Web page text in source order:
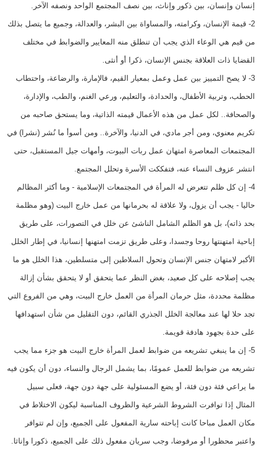
إنسان وإنسان، بين ذكور وإناث، بين نصف المجتمع الواحد ونصفه الآخر.
2- قيمة الإنسان، وكرامته، والمساواة بين البشر، والعدالة، وجميع ما يتصل بذلك
من قيم هي الوعاء الذي يجب أن تنطلق منه المعايير والضوابط في مختلف
القضايا ذات العلاقة بجنس الإنسان، ذكرا أو أنثى.
3- لا يصح التمييز بين عمل وعمل بمعيار القيم، فالإمارة، والرضاعة، واحتطاب
الحطب، وتربية الأطفال، والحدادة، والتعليم، ورعي الغنم، والطب، والإدارة،
والصحافة.. لكل عمل من هذه الأعمال قيمته الذاتية، وما يستحق صاحبه من
تكريم معنوي، ومن أجر مادي، في الدنيا، والآخرة.. ومن أسوأ ما نُشر (نشرا) في
المجتمعات المعاصرة امتهان عمل ربات البيوت، وأمهات جيل المستقبل، حتى
انتشر عزوف النساء عنه، فتفككت الأسرة وتحلل المجتمع.
4- إن كل ظلم تتعرض له المرأة في المجتمعات الإسلامية - وما أكثر المظالم
حاليا - يجب أن يزول، ولا علاقة له بحرمانها من عمل خارج البيت (وهو مظلمة
بحد ذاته)، بل هو الظلم الشامل الناشئ عن خلل في التصورات، على طريق
إباحية امتهنتها روحا وجسدا، وعلى طريق تزمت امتهنها إنسانيا، في إطار الخلل
الأكبر لامتهان جنس الإنسان وتحول السلاطين إلى متسلطين، هذا الخلل هو ما
يجب إصلاحه على كل صعيد، بغض النظر عما يتحقق أو لا يتحقق بشأن إزالة
مظلمة محددة، مثل حرمان المرأة من العمل خارج البيت، وهي من الفروع التي
تجد حلا لها عند معالجة الخلل الجذري القائم، دون التقليل من شأن استهدافها
على حدة بجهود هادفة قويمة.
5- إن ما ينبغي تشريعه من ضوابط لعمل المرأة خارج البيت هو جزء مما يجب
تشريعه من ضوابط للعمل عمومًا، بما يشمل الرجال والنساء، دون أن يكون فيه
ما يراعي فئة دون فئة، أو يضع المسئولية على جهة دون جهة، فعلى سبيل
المثال إذا توافرت الشروط الشرعية والظروف المناسبة ليكون الاختلاط في
مكان العمل مباحا كانت إباحته سارية المفعول على الجميع، وإن لم تتوافر
واعتبر محظورا أو مرفوضا، وجب سريان مفعول ذلك على الجميع، ذكورا وإناثا.